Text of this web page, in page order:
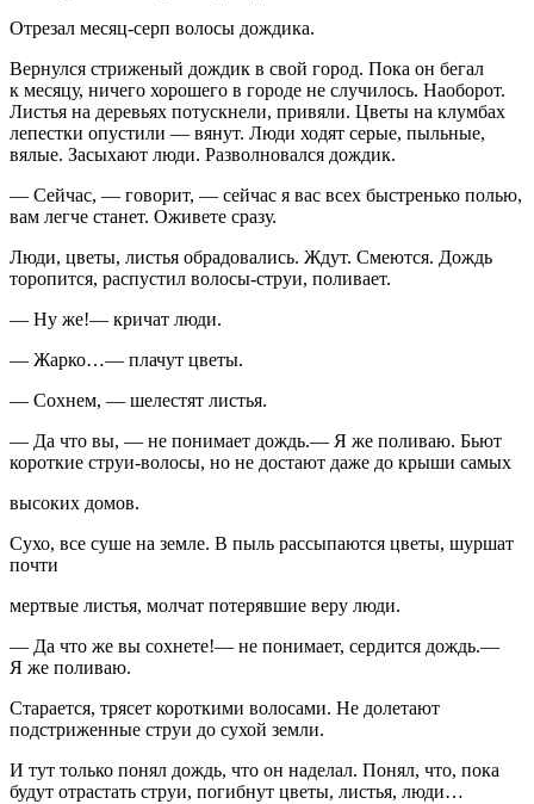
Отрезал месяц-серп волосы дождика.
Вернулся стриженый дождик в свой город. Пока он бегал
к месяцу, ничего хорошего в городе не случилось. Наоборот.
Листья на деревьях потускнели, привяли. Цветы на клумбах
лепестки опустили — вянут. Люди ходят серые, пыльные,
вялые. Засыхают люди. Разволновался дождик.
— Сейчас, — говорит, — сейчас я вас всех быстренько полью,
вам легче станет. Оживете сразу.
Люди, цветы, листья обрадовались. Ждут. Смеются. Дождь
торопится, распустил волосы-струи, поливает.
— Ну же!— кричат люди.
— Жарко…— плачут цветы.
— Сохнем, — шелестят листья.
— Да что вы, — не понимает дождь.— Я же поливаю. Бьют
короткие струи-волосы, но не достают даже до крыши самых
высоких домов.
Сухо, все суше на земле. В пыль рассыпаются цветы, шуршат
почти
мертвые листья, молчат потерявшие веру люди.
— Да что же вы сохнете!— не понимает, сердится дождь.—
Я же поливаю.
Старается, трясет короткими волосами. Не долетают
подстриженные струи до сухой земли.
И тут только понял дождь, что он наделал. Понял, что, пока
будут отрастать струи, погибнут цветы, листья, люди…